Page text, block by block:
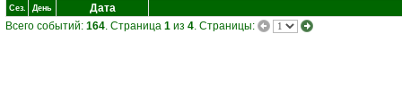
Сез. День
Дата
Всего событий: 164. Страница 1 из 4. Страницы: